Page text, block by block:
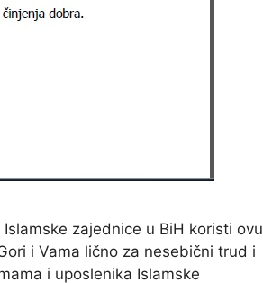
zajednice u BiH koristi ovu
i Vama lično za nesebični trud i
i uposlenika Islamske